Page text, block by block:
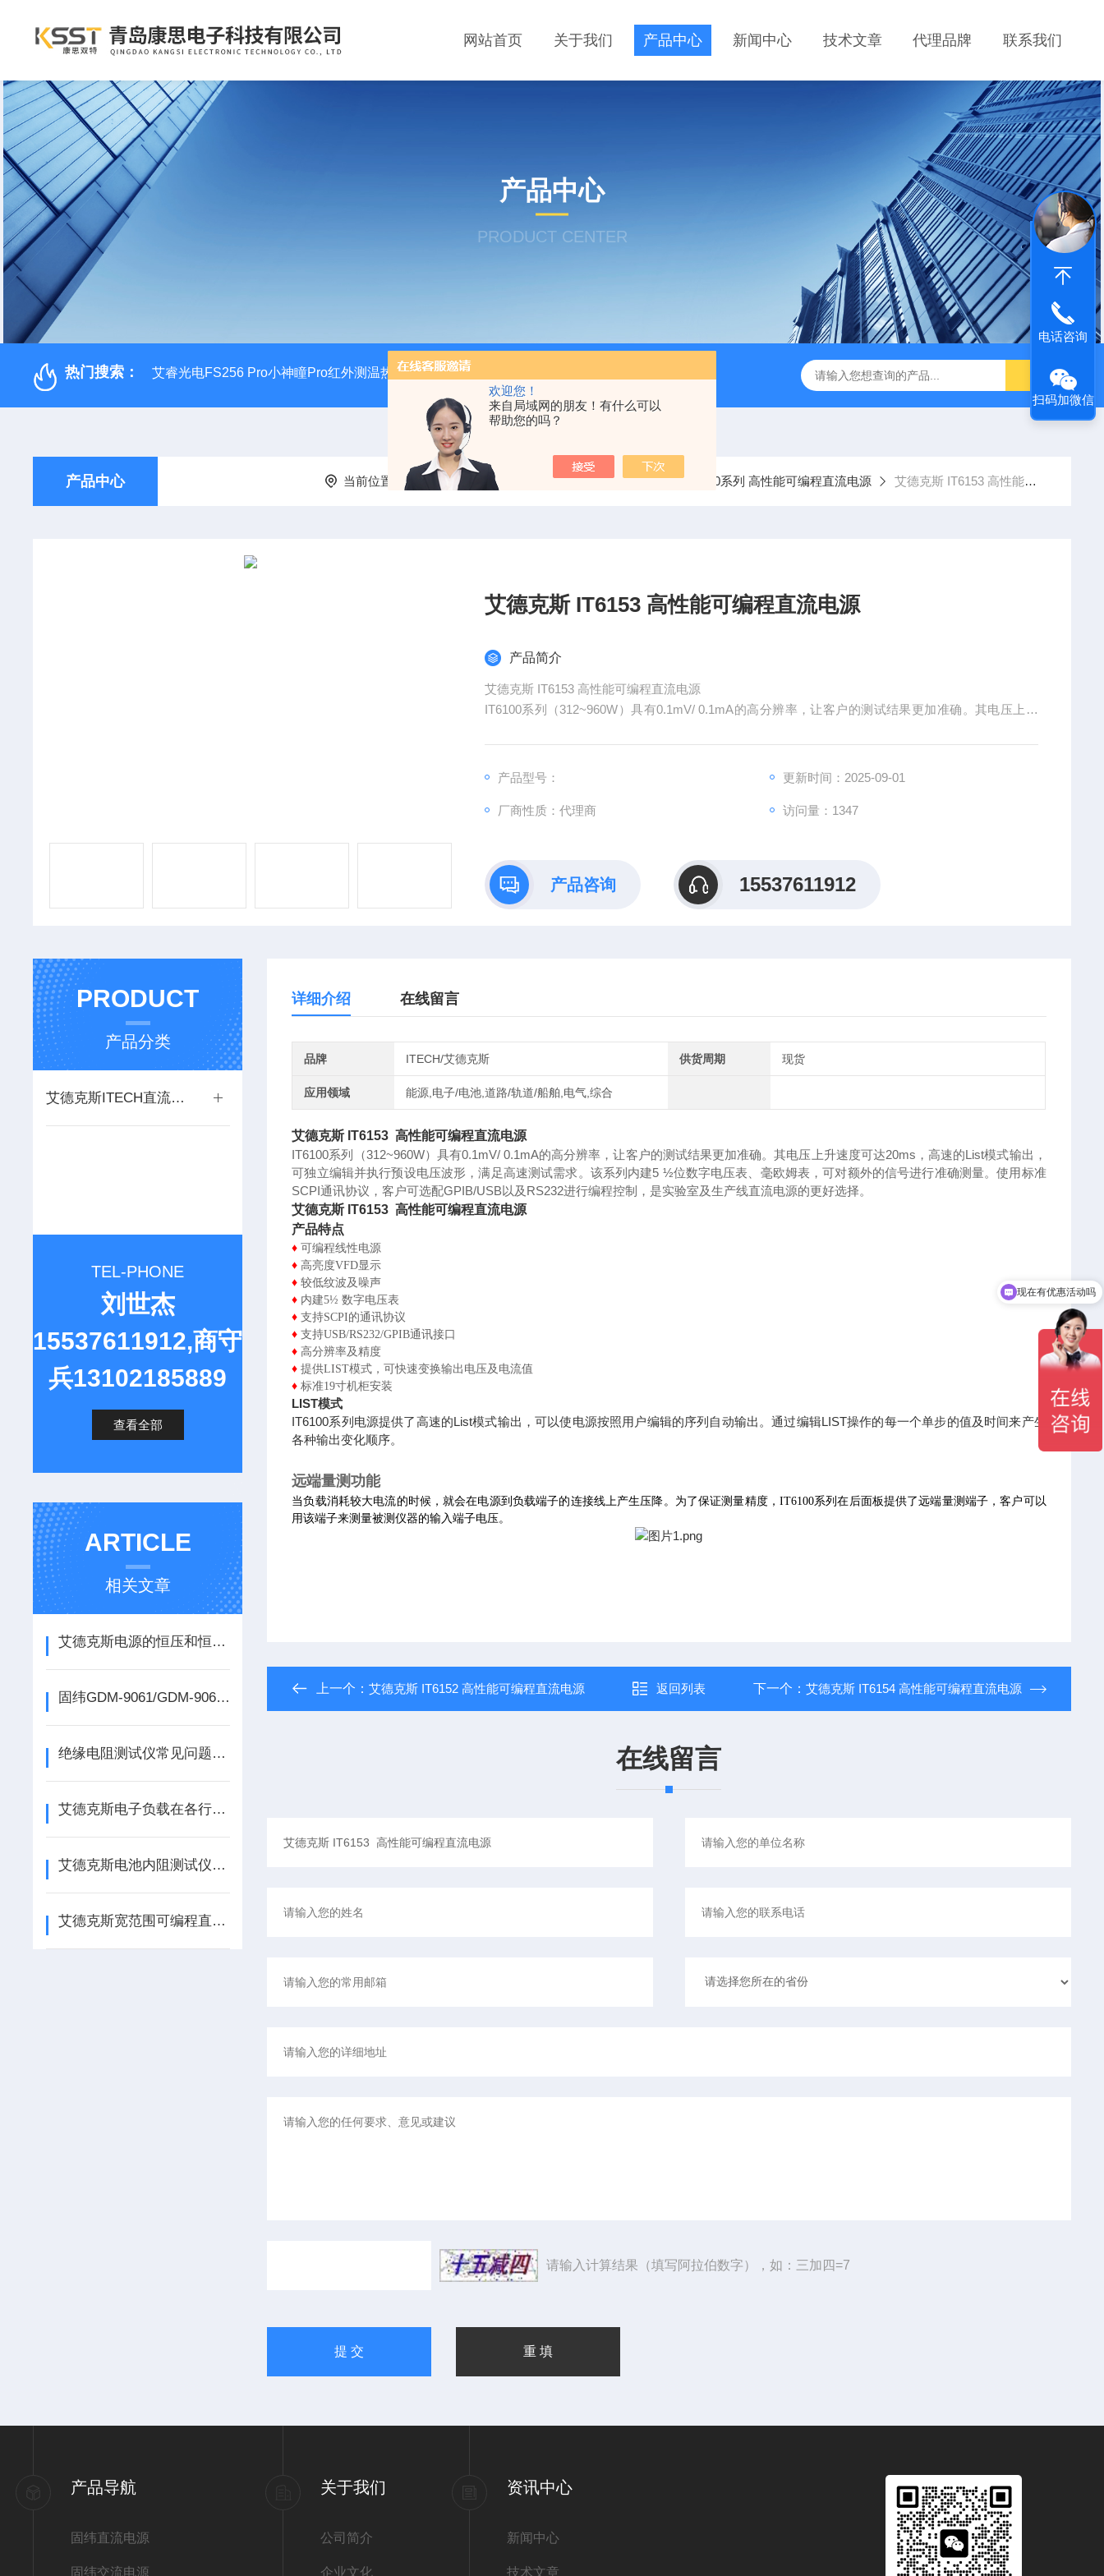
欢迎您！
来自局域网的朋友！有什么可以
帮助您的吗？
网站首页 关于我们 产品中心 新闻中心 技术文章 代理品牌 联系我们
产品中心
PRODUCT CENTER
热门搜索： 艾睿光电FS256 Pro小神瞳Pro红外测温热像仪 固纬 AFG-2225 双通道任意波信号发生器 APS-7050E 交流电源 固纬 GSP-730 频谱分析仪 艾睿光电
产品中心 当前位置： 首页 产品中心 艾德克斯ITECH直流电源 IT6100系列 高性能可编程直流电源 艾德克斯 IT6153 高性能可编程直流电源
艾德克斯 IT6153 高性能可编程直流电源
产品简介
艾德克斯 IT6153 高性能可编程直流电源
IT6100系列（312~960W）具有0.1mV/ 0.1mA的高分辨率，让客户的测试结果更加准确。其电压上升
产品型号：
更新时间：2025-09-01
厂商性质：代理商 访问量：1347
产品咨询 15537611912
PRODUCT
产品分类
艾德克斯ITECH直流电源
TEL-PHONE
刘世杰
15537611912,商守
兵13102185889
查看全部
ARTICLE
相关文章
艾德克斯电源的恒压和恒流输出模式是如何设置的？
固纬GDM-9061/GDM-9060六位半台式万用表具有哪些优势呢？
绝缘电阻测试仪常见问题解答
艾德克斯电子负载在各行业应用中的重要性与潜力
艾德克斯电池内阻测试仪使用方法全解析
艾德克斯宽范围可编程直流电源的特点
详细介绍 在线留言
品牌 ITECH/艾德克斯 供货周期 现货
应用领域 能源,电子/电池,道路/轨道/船舶,电气,综合
艾德克斯 IT6153 高性能可编程直流电源
IT6100系列（312~960W）具有0.1mV/ 0.1mA的高分辨率，让客户的测试结果更加准确。其电压上升速度可达20ms ，高速的List模式输出，
可独立编辑并执行预设电压波形，满足高速测试需求。该系列内建5 ½位数字电压表、毫欧姆表，可对额外的信号进行准确测量。使用标准
SCPI通讯协议，客户可选配GPIB/USB以及 RS232进行编程控制，是实验室及生产线直流电源的更好选择。
艾德克斯 IT6153 高性能可编程直流电源
产品特点
♦可编程线性电源
♦ 高亮度VFD显示
♦较低纹波及噪声
♦ 内建5½ 数字电压表
♦支持SCPI的通讯协议
♦支持USB/RS232/GPIB通讯接口
♦ 高分辨率及精度
♦提供LIST模式，可快速变换输出电压及电流值
♦标准19寸机柜安装
LIST模式
IT6100系列电源提供了高速的List模式输出，可以使电源按照用户编辑的序列自动输出。通过编辑LIST操作的每一个单步的值及时间来产生
各种输出变化顺序。
远端量测功能
当负载消耗较大电流的时候，就会在电源到负载端子的连接线上产生压降。为了保证测量精度，IT6100系列在后面板提供了远端量测端子，客户可以
用该端子来测量被测仪器的输入端子电压。
上一个：艾德克斯 IT6152 高性能可编程直流电源 返回列表 下一个： 艾德克斯 IT6154 高性能可编程直流电源
在线留言
请输入计算结果（填写阿拉伯数字），如：三加四=7
产品导航
固纬直流电源
固纬交流电源
关于我们
公司简介
企业文化
资讯中心
新闻中心
技术文章
电话咨询
扫码加微信
现在有优惠活动吗